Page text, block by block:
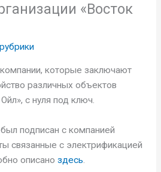
«Восток
которые заключают
различных объектов
с нуля под ключ.
подписан с компанией
связанные с электрификацией
описано здесь.